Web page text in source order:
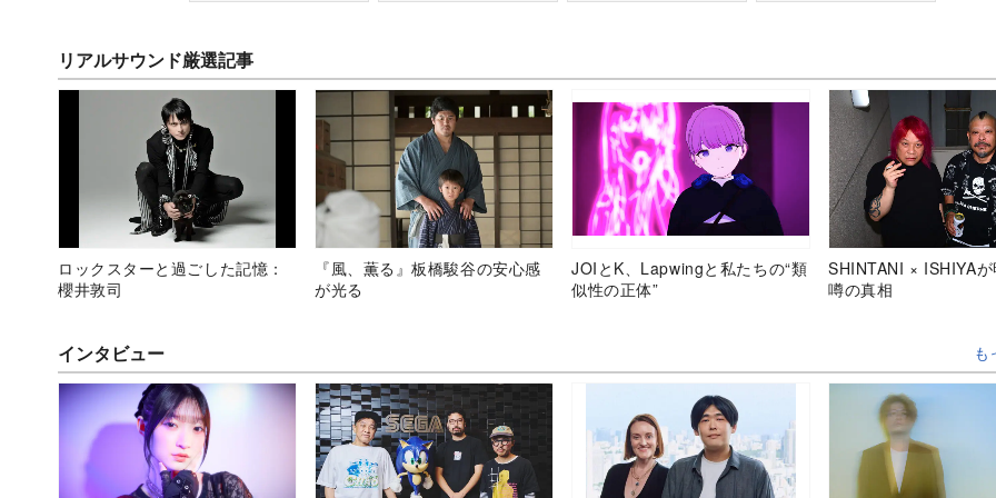
リアルサウンド厳選記事
ロックスターと過ごした記憶：
櫻井敦司
『風、薫る』板橋駿谷の安心感
が光る
JOIとK、Lapwingと私たちの“類
似性の正体”
SHINTANI × ISHIYA
噂の真相
インタビュー も